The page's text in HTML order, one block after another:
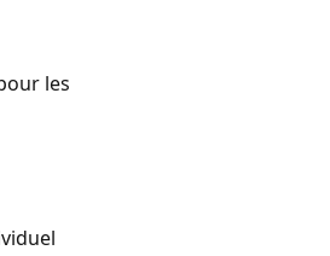
les